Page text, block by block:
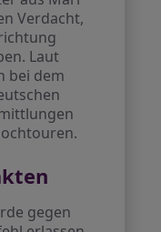
Verdacht,
Laut
bei dem
gegen